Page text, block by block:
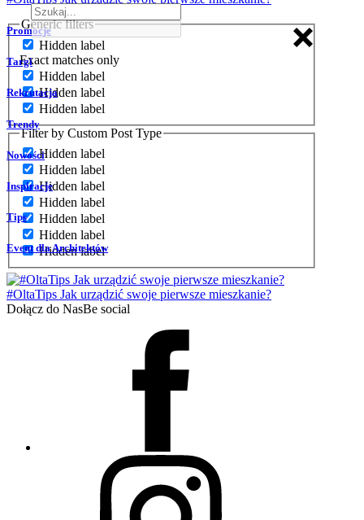
Generic filters
Hidden label
Exact matches only
Hidden label
Hidden label
Hidden label
Filter by Custom Post Type
Hidden label
Hidden label
Hidden label
Hidden label
Hidden label
Hidden label
Hidden label
Promocje
Targi
Rekrutacja
Trendy
Nowości
Inspiracje
Tips
Event dla Architektów
#OltaTips Jak urządzić swoje pierwsze mieszkanie?
Dołącz do NasBe social